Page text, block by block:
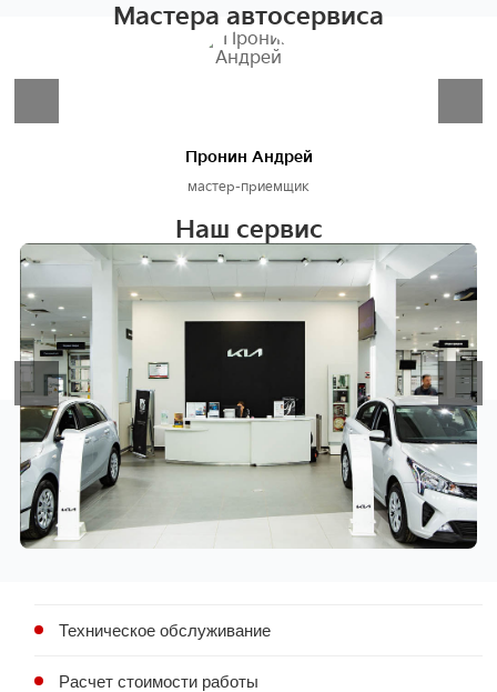
Мастера автосервиса
Пронин Андрей
мастер-приемщик
Наш сервис
Техническое обслуживание
Расчет стоимости работы